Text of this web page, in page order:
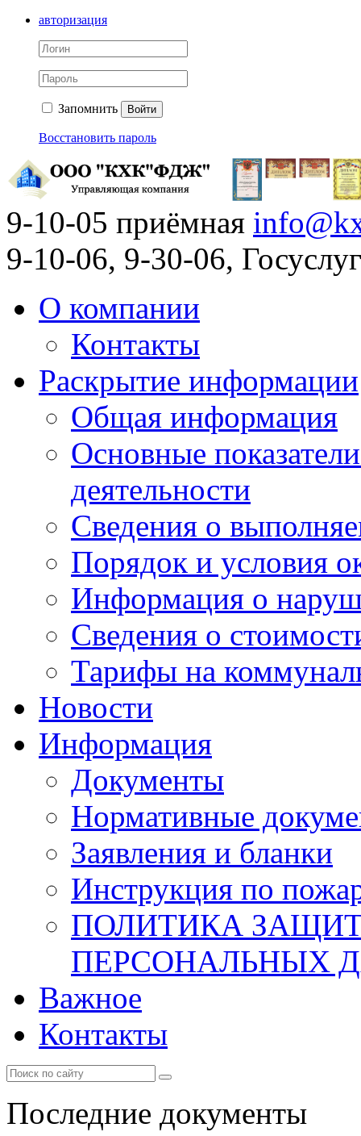
авторизация
Запомнить Войти
Восстановить пароль
9-10-05 приёмная
9-10-06, 9-30-06,
О компании
Контакты
Раскрытие информации
Общая информация
Основные
деятельности
Сведения о
Порядок и условия
Информация о
Сведения о
Тарифы на
Новости
Информация
Документы
Нормативные
Заявления и бланки
Инструкция по
ПОЛИТИКА
ПЕРСОНАЛЬНЫХ
Важное
Контакты
Последние документы